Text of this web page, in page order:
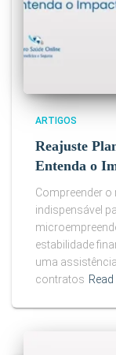
ARTIGOS
Reajuste
Entenda o
Compreender o
indispensável
estabilidade
uma
contratos Read